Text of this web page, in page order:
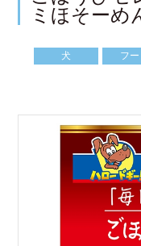
会社情報
採用情報
サイトマップ
ミほそー
犬 フー